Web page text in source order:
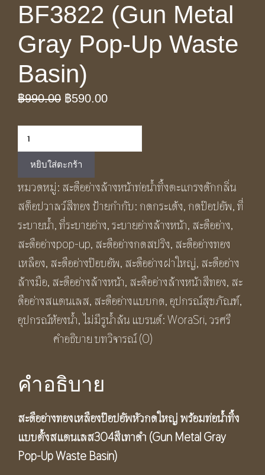
BF3822 (Gun Metal
Gray Pop-Up Waste
Basin)
฿990.00 Original
฿990.00.
฿590.00Current
฿590.00.
จำนวน
สะดือ
เห
ลือ
งป๊อ
ปอัพ
หัว
กด
ใหญ่
พร้อม
ทิ้ง
ตั้ง
ส
แตน
หยิบใส่ตะกร้า
หมวดหมู่: สะดืออ่างล้างหน้าท่อน้ำทิ้งตะแกรงดักกลิ่น
สต็อปวาลว์สีทอง ป้ายกำกับ:กดกระเด้ง,กดป๊อปอัพ,ที่
ระบายน้ำ,ที่ระบายอ่าง,ระบายอ่างล้างหน้า, สะดืออ่าง,
สะดืออ่างpop-up, สะดืออ่างกดสปริง, สะดืออ่างทอง
เหลือง, สะดืออ่างป๊อบอัพ, สะดืออ่างฝาใหญ่, สะดืออ่าง
ล้างมือ, สะดืออ่างล้างหน้า, สะดืออ่างล้างหน้าสีทอง, สะ
ดืออ่างสแตนเลส, สะดืออ่างแบบกด,อุปกรณ์สุขภัณฑ์,
อุปกรณ์ห้องน้ำ,ไม่มีรูน้ำล้น แบรนด์:WoraSri,วรศรี
คำอธิบายบทวิจารณ์ (0)
คำอธิบาย
สะดืออ่างทองเหลืองป๊อปอัพหัวกดใหญ่ พร้อมท่อน้ำทิ้ง
แบบตั้งสแตนเลส304สีเทาดำ (Gun Metal Gray
Pop-Up Waste Basin)